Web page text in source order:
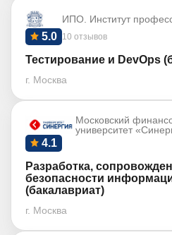
ИПО. Институт
10 отзывов
5.0
Тестирование и DevOps
г. Москва
Московский
университет
4.1
Разработка,
безопасности
(бакалавриат)
г. Москва